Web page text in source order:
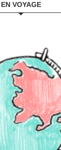
EN VOYAGE